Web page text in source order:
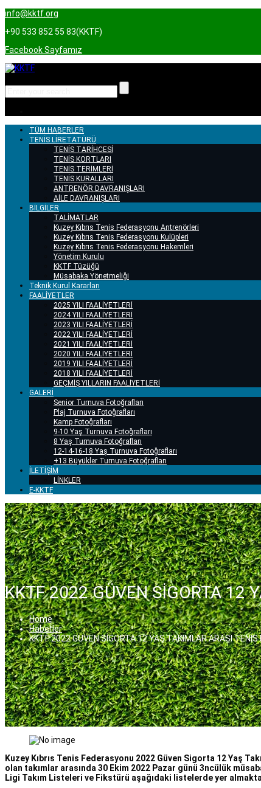
info@kktf.org
+90 533 852 55 83(KKTF)
Facebook Sayfamız
TÜM HABERLER
TENİS LİRETATÜRÜ
TENİS TARİHCESİ
TENİS KORTLARI
TENİS TERİMLERİ
TENİS KURALLARI
ANTRENÖR DAVRANIŞLARI
AİLE DAVRANIŞLARI
BİLGİLER
TALİMATLAR
Kuzey Kıbrıs Tenis Federasyonu Antrenörleri
Kuzey Kıbrıs Tenis Federasyonu Kulüpleri
Kuzey Kıbrıs Tenis Federasyonu Hakemleri
Yönetim Kurulu
KKTF Tüzüğü
Müsabaka Yönetmeliği
Teknik Kurul Kararları
FAALİYETLER
2025 YILI FAALİYETLERİ
2024 YILI FAALİYETLERİ
2023 YILI FAALİYETLERİ
2022 YILI FAALİYETLERİ
2021 YILI FAALİYETLERİ
2020 YILI FAALİYETLERİ
2019 YILI FAALİYETLERİ
2018 YILI FAALİYETLERİ
GEÇMİŞ YILLARIN FAALİYETLERİ
GALERİ
Senior Turnuva Fotoğrafları
Plaj Turnuva Fotoğrafları
Kamp Fotoğrafları
9-10 Yaş Turnuva Fotoğrafları
8 Yaş Turnuva Fotoğrafları
12-14-16-18 Yaş Turnuva Fotoğrafları
+13 Büyükler Turnuva Fotoğrafları
İLETİŞİM
LİNKLER
E-KKTF
KKTF 2022 GÜVEN SİGORTA 12
Home
Haberler
KKTF 2022 GÜVEN SİGORTA 12 YAŞ TAKIMLAR ARASI TENİS
Kuzey Kıbrıs Tenis Federasyonu 2022 Güven Sigorta 12 Yaş
olan takımlar arasında 30 Ekim 2022 Pazar günü 3ncülük
Ligi Takım Listeleri ve Fikstürü aşağıdaki listelerde yer